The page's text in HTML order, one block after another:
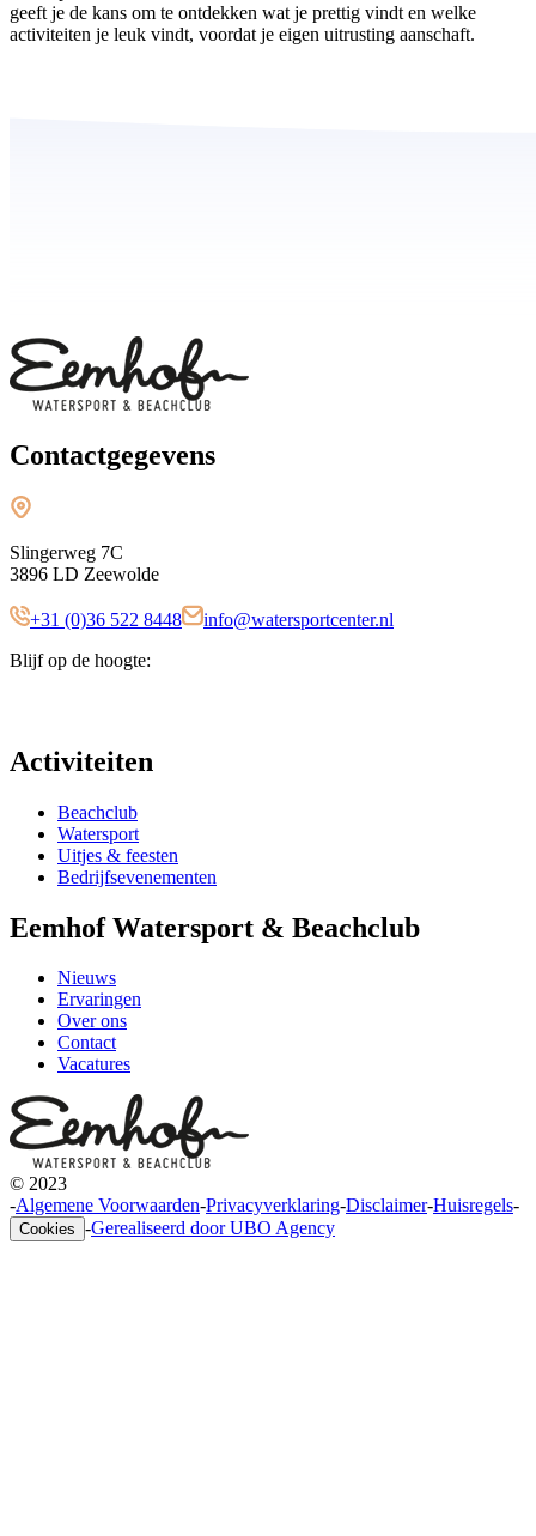
geeft je de kans om te ontdekken wat je prettig vindt en welke
activiteiten je leuk vindt, voordat je eigen uitrusting aanschaft.
Contactgegevens
Slingerweg 7C
3896 LD Zeewolde
+31 (0)36 522 8448
info@watersportcenter.nl
Blijf op de hoogte:
Activiteiten
Beachclub
Watersport
Uitjes & feesten
Bedrijfsevenementen
Eemhof Watersport & Beachclub
Nieuws
Ervaringen
Over ons
Contact
Vacatures
© 2023
-Algemene Voorwaarden-Privacyverklaring-Disclaimer-Huisregels-
Cookies -Gerealiseerd door UBO Agency